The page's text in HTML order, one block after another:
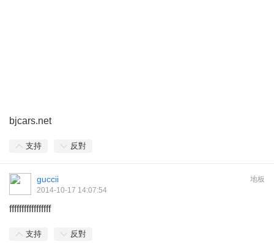
bjcars.net
支持 反對
地板
guccii
2014-10-17 14:07:54
fffffffffffffffff
支持 反對